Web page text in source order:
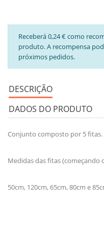
Receberá 0,24 € como
produto. A recompensa
próximos pedidos.
DESCRIÇÃO
DADOS DO PRODUTO
Conjunto composto por 5 fitas.
Medidas das fitas
50cm, 120cm, 65cm, 80cm e